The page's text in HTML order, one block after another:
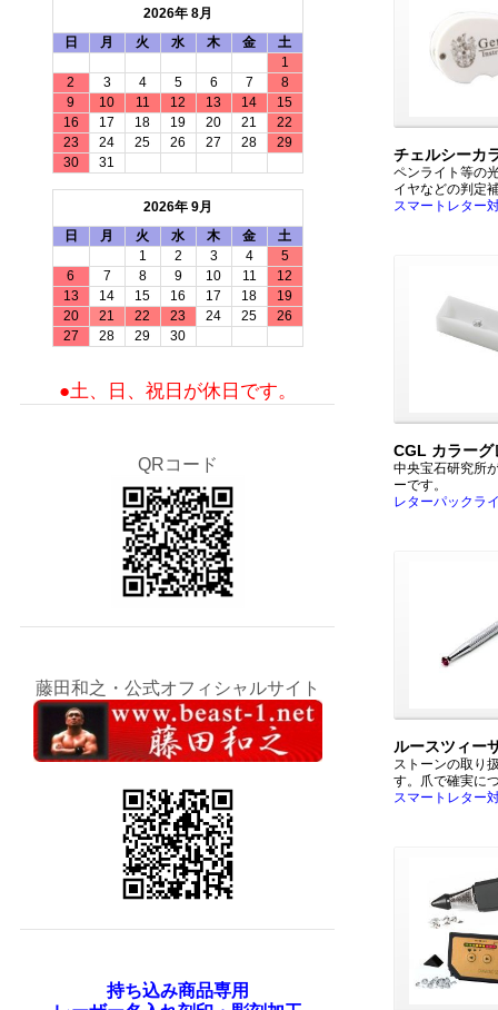
チェルシーカ
ペンライト等の
イヤなどの判定
スマートレター
CGL カラーグ
中央宝石研究所
ーです。
レターパックラ
ルースツィー
ストーンの取り
す。爪で確実に
スマートレター
2026年 8月
日
月 火 水 木 金
土
1
2
3 4 5 6 7
8
9
10 11 12 13 14
15
16
17 18 19 20 21
22
23
24 25 26 27 28
29
30
31
2026年 9月
日
月 火 水 木 金
土
1
2 3 4
5
6
7 8 9 10 11
12
13
14 15 16 17 18
19
20
21 22 23 24 25
26
27
28 29 30
●土、日、祝日が休日です。
QRコード
藤田和之・公式オフィシャルサイト
持ち込み商品専用